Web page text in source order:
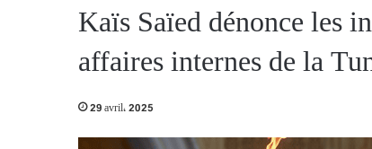
Kaïs Saïed dénonce les
affaires internes de la
29 avril، 2025